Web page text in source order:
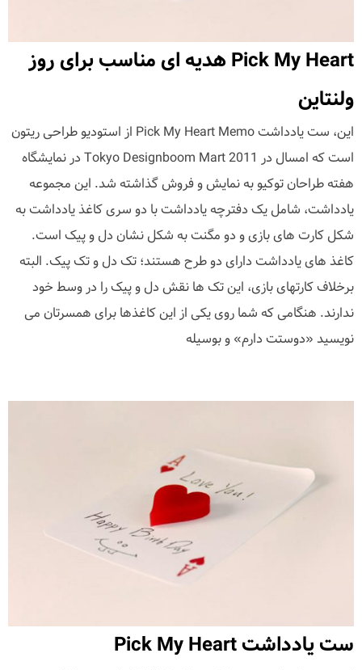
Pick My Heart هدیه ای مناسب برای روز
ولنتاین
این، ست یادداشت Pick My Heart Memo از استودیو طراحی ریتون
است که امسال در Tokyo Designboom Mart 2011 در نمایشگاه
هفته طراحان توکیو به نمایش و فروش گذاشته شد. این مجموعه
یادداشت، شامل یک دفترچه یادداشت با دو سری کاغذ یادداشت به
شکل کارت های بازی و دو مگنت به شکل نشان دل و پیک است.
کاغذ های یادداشت دارای دو طرح هستند؛ تک دل و تک پیک. البته
برخلاف کارتهای بازی، این تک ها نقش دل و پیک را در وسط خود
ندارند. هنگامی که شما روی یکی از این کاغذها برای همسرتان می
نویسید «دوستت دارم» و بوسیله
ست یادداشت Pick My Heart